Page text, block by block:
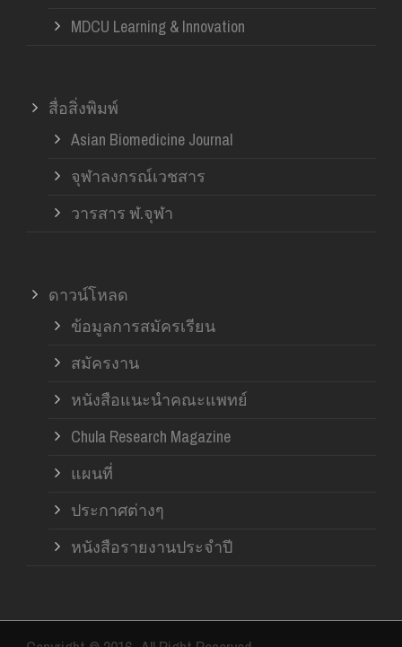
MDCU Learning & Innovation
สื่อสิ่งพิมพ์
Asian Biomedicine Journal
จุฬาลงกรณ์เวชสาร
วารสาร ฬ.จุฬา
ดาวน์โหลด
ข้อมูลการสมัครเรียน
สมัครงาน
หนังสือแนะนำคณะแพทย์
Chula Research Magazine
แผนที่
ประกาศต่างๆ
หนังสือรายงานประจำปี